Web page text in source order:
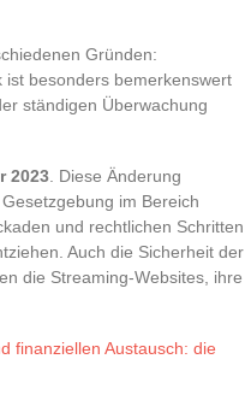
Gründen:
besonders bemerkenswert
ständigen Überwachung
2023 . Diese Änderung
im Bereich
und rechtlichen Schritten
Auch die Sicherheit der
die Streaming-Websites, ihre
finanziellen Austausch: die